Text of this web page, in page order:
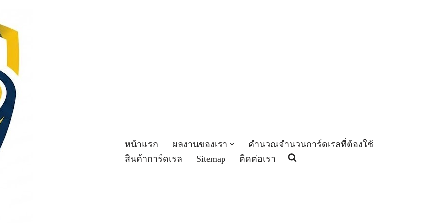
หน้าแรก ผลงานของเรา
คำนวณจำนวนการ์ดเรลที่ต้องใช้
สินค้าการ์ดเรล
Sitemap ติดต่อเรา